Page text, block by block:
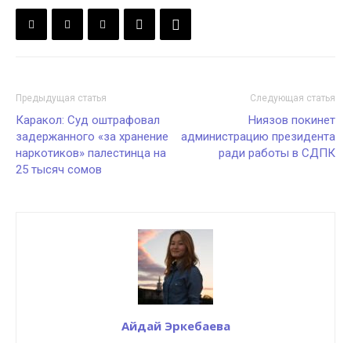
Предыдущая статья
Каракол: Суд оштрафовал
задержанного «за хранение
наркотиков» палестинца на
25 тысяч сомов
Следующая статья
Ниязов покинет
администрацию президента
ради работы в СДПК
Айдай Эркебаева